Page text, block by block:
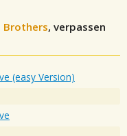
Brothers, verpassen
(easy Version)